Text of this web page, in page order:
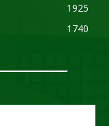
1925
1740